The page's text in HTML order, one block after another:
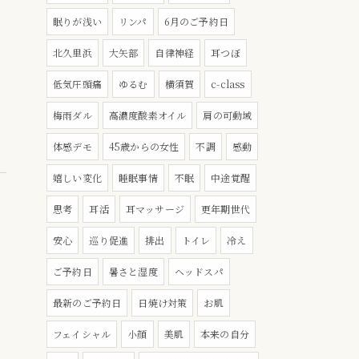
眠りが浅い リンパ 6月のご予約日
北久里浜 大矢部 自律神経 耳つぼ
低気圧頭痛 ゆるむ 横須賀 c-class
梅雨ダル 高濃度酸素オイル 肩の可動域
体感デモ 45歳からの女性 不調 感動
嬉しい変化 睡眠事情 不眠 中途覚醒
思考 耳活 耳マッサージ 更年期世代
安心 巡り促進 排出 トイレ 冷え
ご予約日 暑さと湿度 ヘッドスパ
最新のご予約日 日焼け対策 お肌
フェイシャル 小顔 美肌 本来の自分